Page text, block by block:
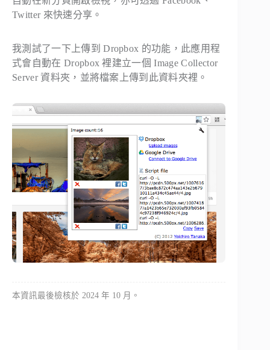
Twitter 來快速分享。
我測試了一下上傳到 Dropbox 的功能，此應用程
式會自動在 Dropbox 裡建立一個 Image Collector
Server 資料夾，並將檔案上傳到此資料夾裡。
本資訊最後檢核於 2024 年 10 月。